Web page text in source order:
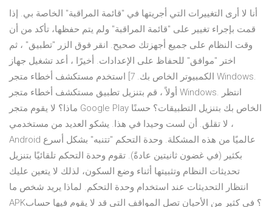
أنا لا أرى التغييرات التي أجريتها في "قائمة المراقبة" الخاصة بي. إذا
قمت بإجراء تغيير على "قائمة المراقبة" ولم يتم حفظها، تأكد من أن
وقت النظام على جميع أجهزتك صحيح. انقر فوق الزر "تطبيق" ، ثم
اختر "موافق" للحفاظ على الإعدادات. أخيرًا ، أعد تشغيل جهاز
الكمبيوتر الخاص بك. 7] استخدم مستكشف أخطاء متجر Windows.
أولاً ، قم بتنزيل تطبيق مستكشف أخطاء متجر Windows. انتظر
ماذا؟ لا يقوم متجر Google Play الخاص بك بتنزيل التطبيقات؟ حسنًا
، لا تقلق. أن لست وحيدا في هذا. يشكو العديد من مستخدمي
Android عالميًا من هذه المشكلة. وحدة التحكم "تتنبه" بشكل أسرع
بكثير (في غضون ثانيتين عادةً). تقوم وحدة التحكم تلقائيًا بتنزيل
تحديثات النظام وتثبيتها أثناء وضع السكون، لذلك لا يتعين عليك
انتظار التحديثات عند استخدام وحدة التحكم. لماذا يريد شخص ما
APK؟ في كثير من الأحيان تصل المواقف التي قد لا يقوم فيها حساب